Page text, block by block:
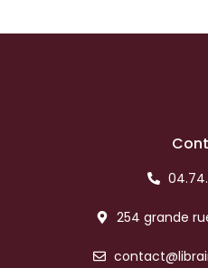
254 grande